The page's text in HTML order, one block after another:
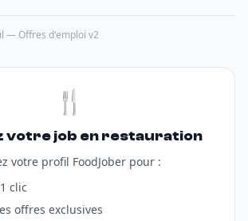
— Offres d'emploi v2
🍴
votre job en restauration
votre profil FoodJober pour :
clic
offres exclusives